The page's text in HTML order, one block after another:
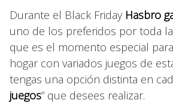
Durante el Black Friday Hasbro
uno de los preferidos por toda
que es el momento especial
hogar con variados juegos de
tengas una opción distinta en
juegos” que desees realizar.